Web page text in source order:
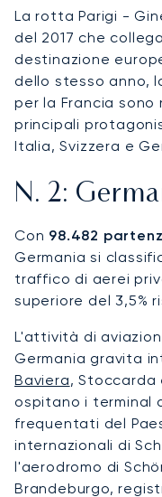
La rotta Parigi -
del 2017 che
destinazione
dello stesso anno,
per la Francia
principali
Italia, Svizzera e
N. 2:
Con 98.482
Germania si
traffico di aerei
superiore del 3,5%
L'attività di
Germania gravita
Baviera, Stoccarda
ospitano i terminal
frequentati del
internazionali di
l'aerodromo di
Brandeburgo,